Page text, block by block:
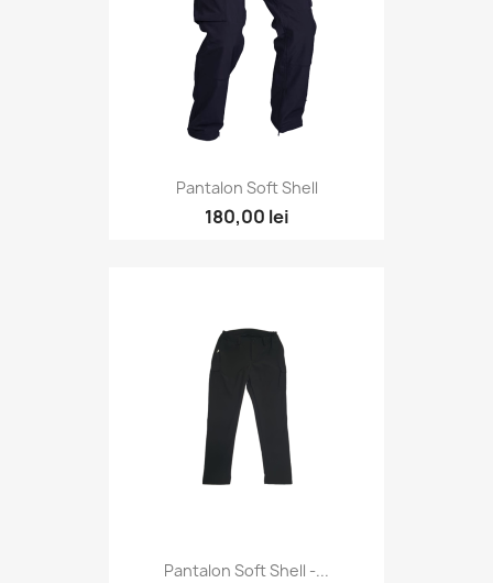
Pantalon Soft Shell
180,00 lei
Pantalon Soft Shell -...